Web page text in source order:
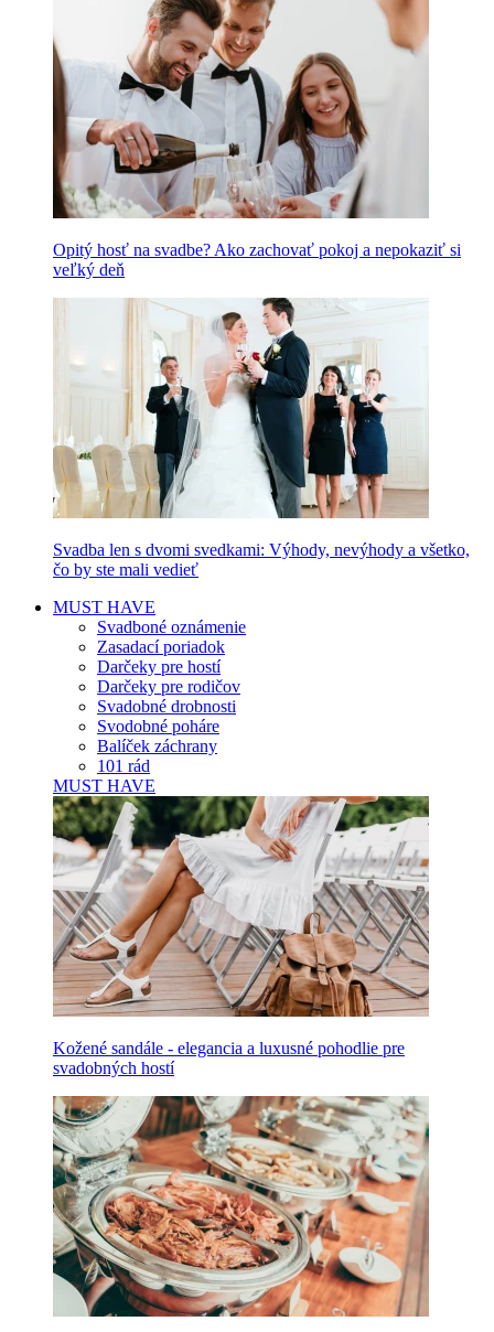
Opitý hosť na svadbe? Ako zachovať pokoj a nepokaziť si
veľký deň
Svadba len s dvomi svedkami: Výhody, nevýhody a všetko,
čo by ste mali vedieť
MUST HAVE
Svadboné oznámenie
Zasadací poriadok
Darčeky pre hostí
Darčeky pre rodičov
Svadobné drobnosti
Svodobné poháre
Balíček záchrany
101 rád
MUST HAVE
Kožené sandále - elegancia a luxusné pohodlie pre
svadobných hostí